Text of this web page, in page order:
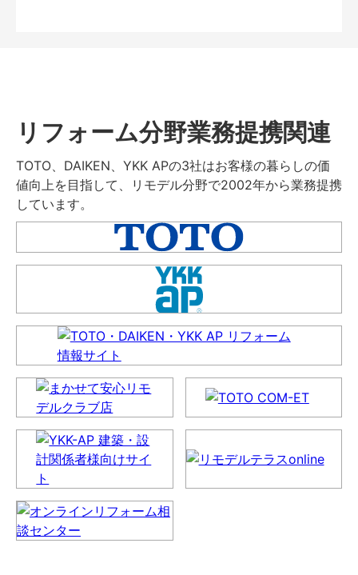
リフォーム分野業務提携関連
TOTO、DAIKEN、YKK APの3社はお客様の暮らしの価
値向上を目指して、リモデル分野で2002年から業務提携
しています。